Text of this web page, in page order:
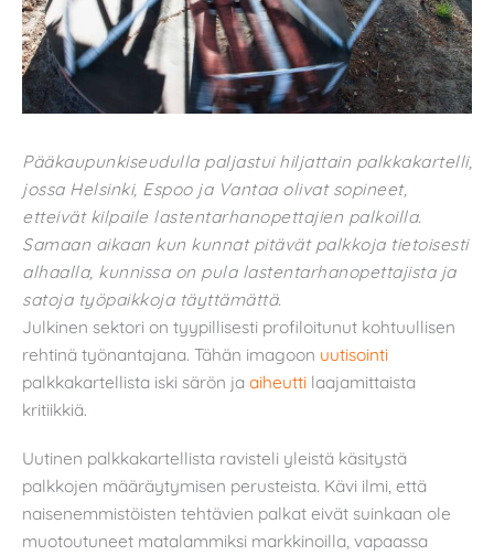
Pääkaupunkiseudulla paljastui hiljattain palkkakartelli,
jossa Helsinki, Espoo ja Vantaa olivat sopineet,
etteivät kilpaile lastentarhanopettajien palkoilla.
Samaan aikaan kun kunnat pitävät palkkoja tietoisesti
alhaalla, kunnissa on pula lastentarhanopettajista ja
satoja työpaikkoja täyttämättä.
Julkinen sektori on tyypillisesti profiloitunut kohtuullisen
rehtinä työnantajana. Tähän imagoon uutisointi
palkkakartellista iski särön ja aiheutti laajamittaista
kritiikkiä.
Uutinen palkkakartellista ravisteli yleistä käsitystä
palkkojen määräytymisen perusteista. Kävi ilmi, että
naisenemmistöisten tehtävien palkat eivät suinkaan ole
muotoutuneet matalammiksi markkinoilla, vapaassa